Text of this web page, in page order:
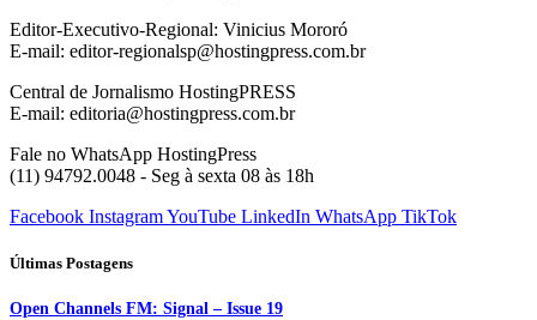
Editor-Executivo-Regional: Vinicius Mororó
E-mail: editor-regionalsp@hostingpress.com.br
Central de Jornalismo HostingPRESS
E-mail: editoria@hostingpress.com.br
Fale no WhatsApp HostingPress
(11) 94792.0048 - Seg à sexta 08 às 18h
Facebook InstagramYouTube LinkedIn WhatsApp TikTok
Últimas Postagens
Open Channels FM: Signal – Issue 19